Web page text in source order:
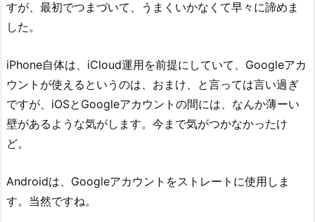
すが、最初でつまづいて、うまくいかなくて早々に諦めま
した。
iPhone自体は、iCloud運用を前提にしていて、Googleアカ
ウントが使えるというのは、おまけ、と言っては言い過ぎ
ですが、iOSとGoogleアカウントの間には、なんか薄ーい
壁があるような気がします。今まで気がつかなかったけ
ど。
Androidは、Googleアカウントをストレートに使用しま
す。当然ですね。